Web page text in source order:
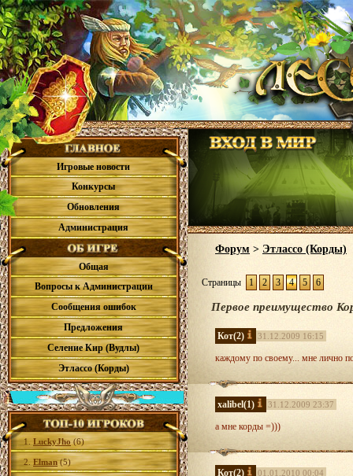
Игровые новости
Конкурсы
Обновления
Администрация
Общая
Вопросы к Администрации
Сообщения ошибок
Предложения
Селение Кир (Вудлы)
Этлассо (Корды)
1. LuckyJho (6)
2. Elman(5)
Форум > Этлассо (Корды)
Страницы 1 2 3 4 5 6
Первое преимущество
Кот(2) 31.12.2009 16:15
каждому по своему... мне лично
xalibel(1) 31.12.2009 23:37
а мне корды =)))
Кот(2) 01.01.2010 00:04